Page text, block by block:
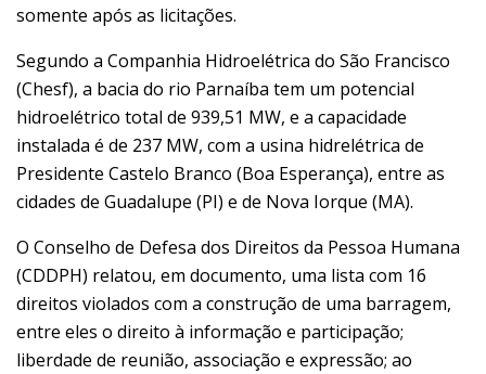
somente após as licitações.
Segundo a Companhia Hidroelétrica do São Francisco
(Chesf), a bacia do rio Parnaíba tem um potencial
hidroelétrico total de 939,51 MW, e a capacidade
instalada é de 237 MW, com a usina hidrelétrica de
Presidente Castelo Branco (Boa Esperança), entre as
cidades de Guadalupe (PI) e de Nova Iorque (MA).
O Conselho de Defesa dos Direitos da Pessoa Humana
(CDDPH) relatou, em documento, uma lista com 16
direitos violados com a construção de uma barragem,
entre eles o direito à informação e participação;
liberdade de reunião, associação e expressão; ao